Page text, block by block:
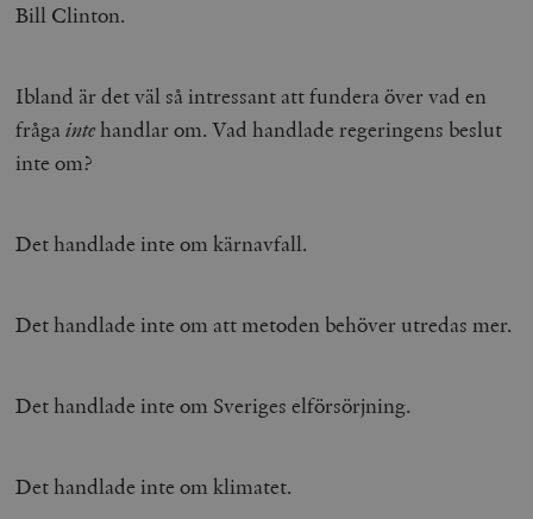
Bill Clinton.
Ibland är det väl så intressant att fundera över vad en
frågaintehandlar om. Vad handlade regeringens beslut
inte om?
Det handlade inte om kärnavfall.
Det handlade inte om att metoden behöver utredas mer.
Det handlade inte om Sveriges elförsörjning.
Det handlade inte om klimatet.